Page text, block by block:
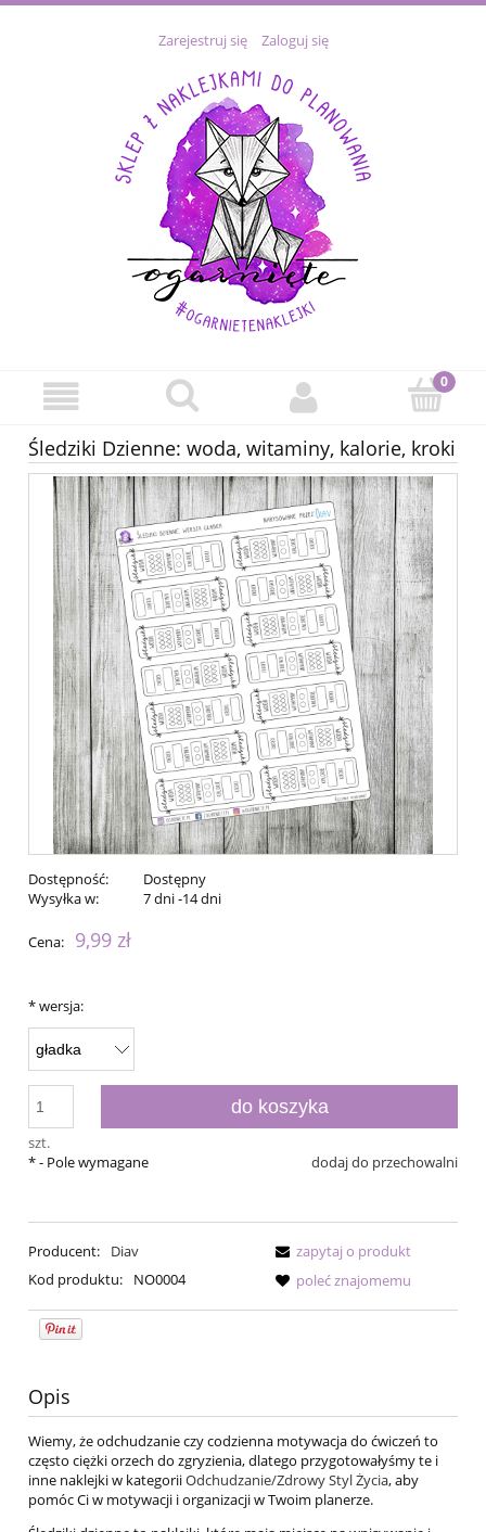
Zarejestruj się Zaloguj się
Śledziki Dzienne: woda, witaminy, kalorie, kroki
Dostępność:
Dostępny
Wysyłka w:
7 dni -14 dni
Cena: 9,99 zł
*wersja:
szt.
do koszyka
dodaj do przechowalni
*- Pole wymagane
Producent:
Diav
Kod produktu:
NO0004
zapytaj o produkt
poleć znajomemu
Opis
Wiemy, że odchudzanie czy codzienna motywacja do ćwiczeń to
często ciężki orzech do zgryzienia, dlatego przygotowałyśmy te i
inne naklejki w kategoriiOdchudzanie/Zdrowy Styl Życia, aby
pomóc Ci w motywacji i organizacji w Twoim planerze.